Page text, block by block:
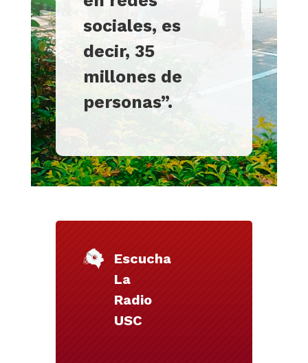
sociales, es
decir, 35
millones de
personas”.
Escucha
La
Radio
USC